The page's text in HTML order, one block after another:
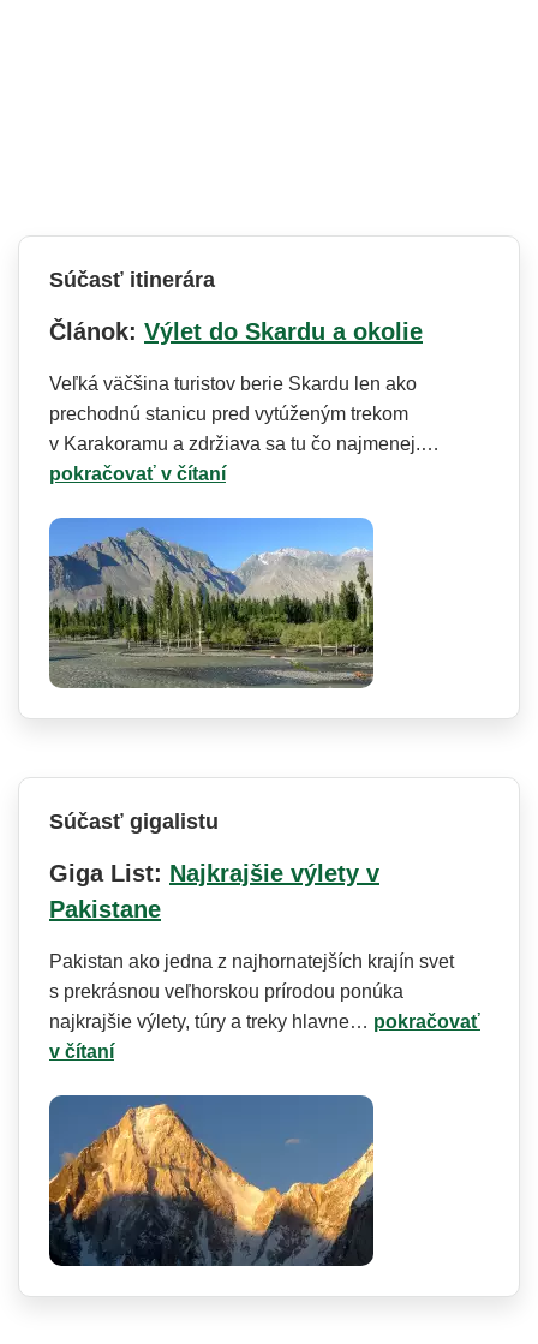
Súčasť itinerára
Článok: Výlet do Skardu a okolie
Veľká väčšina turistov berie Skardu len ako
prechodnú stanicu pred vytúženým trekom
v Karakoramu a zdržiava sa tu čo najmenej.…
pokračovať v čítaní
Súčasť gigalistu
Giga List: Najkrajšie výlety v
Pakistane
Pakistan ako jedna z najhornatejších krajín svet
s prekrásnou veľhorskou prírodou ponúka
najkrajšie výlety, túry a treky hlavne… pokračovať
v čítaní